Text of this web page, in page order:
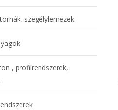
szegélylemezek
, profilrendszerek,